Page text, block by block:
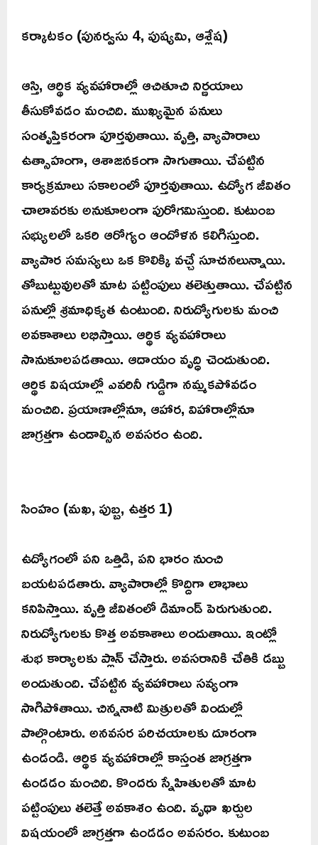
కర్కాటకం (పునర్వసు 4, పుష్యమి, ఆశ్లేష)
ఆస్తి, ఆర్థిక వ్యవహారాల్లో ఆచితూచి నిర్ణయాలు
తీసుకోవడం మంచిది. ముఖ్యమైన పనులు
సంతృప్తికరంగా పూర్తవుతాయి. వృత్తి, వ్యాపారాలు
ఉత్సాహంగా, ఆశాజనకంగా సాగుతాయి. చేపట్టిన
కార్యక్రమాలు సకాలంలో పూర్తవుతాయి. ఉద్యోగ జీవితం
చాలావరకు అనుకూలంగా పురోగమిస్తుంది. కుటుంబ
సభ్యులలో ఒకరి ఆరోగ్యం ఆందోళన కలిగిస్తుంది.
వ్యాపార సమస్యలు ఒక కొలిక్కి వచ్చే సూచనలున్నాయి.
తోబుట్టువులతో మాట పట్టింపులు తలెత్తుతాయి. చేపట్టిన
పనుల్లో శ్రమాధిక్యత ఉంటుంది. నిరుద్యోగులకు మంచి
అవకాశాలు లభిస్తాయి. ఆర్థిక వ్యవహారాలు
సానుకూలపడతాయి. ఆదాయం వృద్ధి చెందుతుంది.
ఆర్థిక విషయాల్లో ఎవరినీ గుడ్డిగా నమ్మకపోవడం
మంచిది. ప్రయాణాల్లోనూ, ఆహార, విహారాల్లోనూ
జాగ్రత్తగా ఉండాల్సిన అవసరం ఉంది.
సింహం (మఖ, పుబ్బ, ఉత్తర 1)
ఉద్యోగంలో పని ఒత్తిడి, పని భారం నుంచి
బయటపడతారు. వ్యాపారాల్లో కొద్దిగా లాభాలు
కనిపిస్తాయి. వృత్తి జీవితంలో డిమాండ్ పెరుగుతుంది.
నిరుద్యోగులకు కొత్త అవకాశాలు అందుతాయి. ఇంట్లో
శుభ కార్యాలకు ప్లాన్ చేస్తారు. అవసరానికి చేతికి డబ్బు
అందుతుంది. చేపట్టిన వ్యవహారాలు సవ్యంగా
సాగిపోతాయి. చిన్ననాటి మిత్రులతో విందుల్లో
పాల్గొంటారు. అనవసర పరిచయాలకు దూరంగా
ఉండండి. ఆర్థిక వ్యవహారాల్లో కాస్తంత జాగ్రత్తగా
ఉండడం మంచిది. కొందరు స్నేహితులతో మాట
పట్టింపులు తలెత్తే అవకాశం ఉంది. వృథా ఖర్చుల
విషయంలో జాగ్రత్తగా ఉండడం అవసరం. కుటుంబ